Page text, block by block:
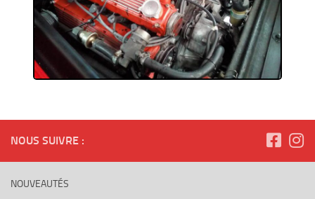
NOUS SUIVRE :
NOUVEAUTÉS